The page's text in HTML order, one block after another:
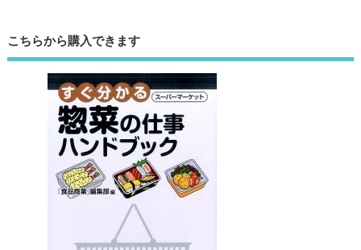
こちらから購入できます